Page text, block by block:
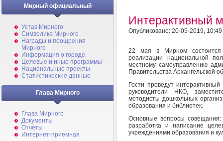
Мирный официальный
Устав Мирного
Символика Мирного
Награды и поощрения
Мирного
Информация о городе
Целевые и иные программы
Национальные проекты
Статистические данные
Глава Мирного
Глава Мирного
Документы
Отчеты
Интернет-приемная
Интерактивный
Опубликовано: 20-05-2019, 10:49
22 мая в Мирном состоится
реализации национальной
местному самоуправлению
Правительства Архангельской
Гости проведут
руководители НКО,
методисты дошкольных
образования и библиотек.
Основные вопросы
разработка и написание
учреждениями образования и